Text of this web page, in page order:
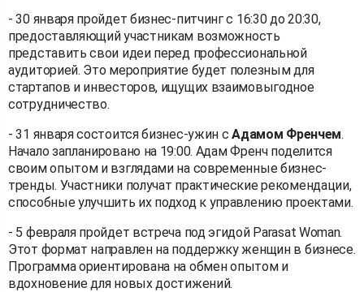
- 30 января пройдет бизнес-питчинг с 16:30 до 20:30,
предоставляющий участникам возможность
представить свои идеи перед профессиональной
аудиторией. Это мероприятие будет полезным для
стартапов и инвесторов, ищущих взаимовыгодное
сотрудничество.
- 31 января состоится бизнес-ужин сАдамом Френчем.
Начало запланировано на 19:00. Адам Френч поделится
своим опытом и взглядами на современные бизнес-
тренды. Участники получат практические рекомендации,
способные улучшить их подход к управлению проектами.
- 5 февраля пройдет встреча под эгидой Parasat Woman.
Этот формат направлен на поддержку женщин в бизнесе.
Программа ориентирована на обмен опытом и
вдохновение для новых достижений.